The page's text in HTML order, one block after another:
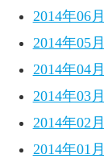
2014年06
2014年05
2014年04
2014年03
2014年02
2014年01